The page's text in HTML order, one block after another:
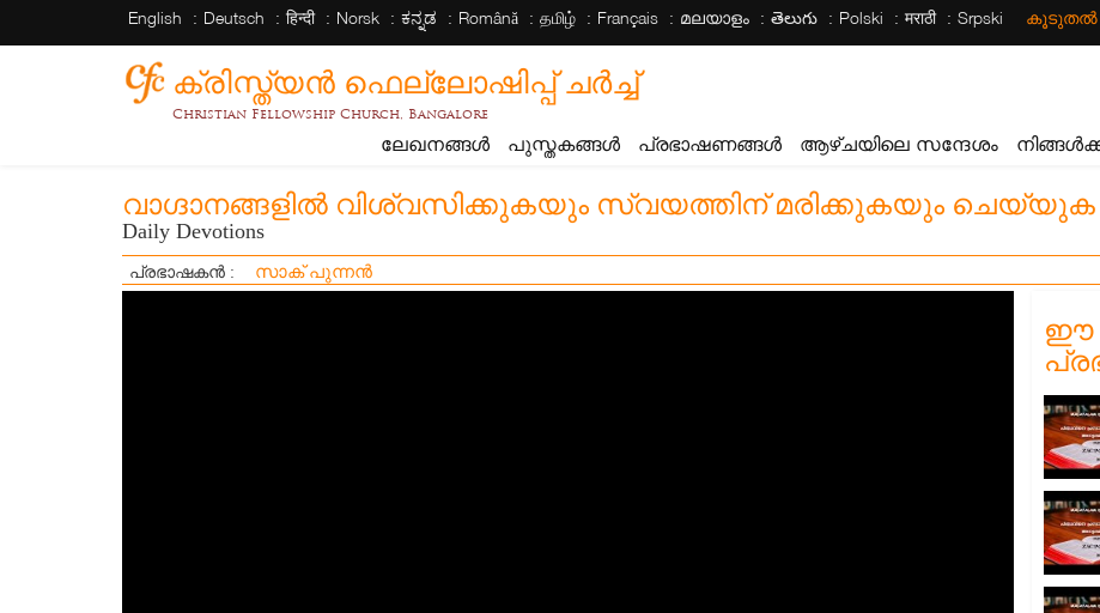
English Deutsch हिन्दी Norsk ಕನ್ನಡ Română தமிழ் Français മലയാളം తెలుగు Polski मराठी Srpski കൂടുതൽ
ക്രിസ്ത്യന്‍ ഫെല്ലോഷിപ്പ് ചര്‍ച്ച്
Christian Fellowship Church, Bangalore
ലേഖനങ്ങൾ പുസ്തകങ്ങൾ പ്രഭാഷണങ്ങൾ ആഴ്ചയിലെ സന്ദേശം
വാഗ്ദാനങ്ങളിൽ വിശ്വസിക്കുകയും സ്വയത്തിന് മരിക്കുകയും ചെയ്യുക -
Daily Devotions
പ്രഭാഷകൻ : സാക് പുന്നൻ
ഈ